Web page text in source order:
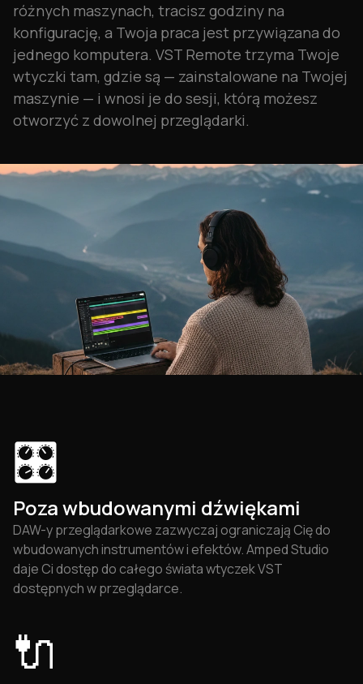
różnych maszynach, tracisz godziny na
konfigurację, a Twoja praca jest przywiązana do
jednego komputera. VST Remote trzyma Twoje
wtyczki tam, gdzie są — zainstalowane na Twojej
maszynie — i wnosi je do sesji, którą możesz
otworzyć z dowolnej przeglądarki.
🎛
Poza wbudowanymi dźwiękami
DAW-y przeglądarkowe zazwyczaj ograniczają Cię do
wbudowanych instrumentów i efektów. Amped Studio
daje Ci dostęp do całego świata wtyczek VST
dostępnych w przeglądarce.
🔌